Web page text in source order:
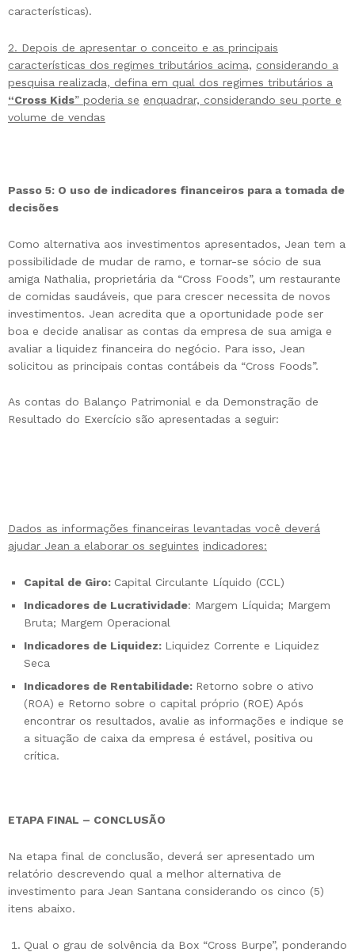
características).
2. Depois de apresentar o conceito e as principais
características dos regimes tributários acima, considerando a
pesquisa realizada, defina em qual dos regimes tributários a
“Cross Kids” poderia se enquadrar, considerando seu porte e
volume de vendas
Passo 5: O uso de indicadores financeiros para a tomada de
decisões
Como alternativa aos investimentos apresentados, Jean tem a
possibilidade de mudar de ramo, e tornar-se sócio de sua
amiga Nathalia, proprietária da “Cross Foods”, um restaurante
de comidas saudáveis, que para crescer necessita de novos
investimentos. Jean acredita que a oportunidade pode ser
boa e decide analisar as contas da empresa de sua amiga e
avaliar a liquidez financeira do negócio. Para isso, Jean
solicitou as principais contas contábeis da “Cross Foods”.
As contas do Balanço Patrimonial e da Demonstração de
Resultado do Exercício são apresentadas a seguir:
Dados as informações financeiras levantadas você deverá
ajudar Jean a elaborar os seguintes indicadores:
Capital de Giro: Capital Circulante Líquido (CCL)
Indicadores de Lucratividade: Margem Líquida; Margem
Bruta; Margem Operacional
Indicadores de Liquidez: Liquidez Corrente e Liquidez
Seca
Indicadores de Rentabilidade: Retorno sobre o ativo
(ROA) e Retorno sobre o capital próprio (ROE) Após
encontrar os resultados, avalie as informações e indique se
a situação de caixa da empresa é estável, positiva ou
crítica.
ETAPA FINAL – CONCLUSÃO
Na etapa final de conclusão, deverá ser apresentado um
relatório descrevendo qual a melhor alternativa de
investimento para Jean Santana considerando os cinco (5)
itens abaixo.
Qual o grau de solvência da Box “Cross Burpe”, ponderando